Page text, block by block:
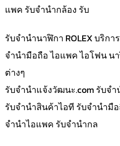
แพค รับจำนำกล้อง รับ
รับจำนำนาฬิกา ROLEX บริก
จำนำมือถือ ไอแพค ไอโฟน น
ต่างๆ
รับจํานําแจ้งวัฒนะ.com รับจำ
รับจำนำสินค้าไอที รับจำนำมื
จำนำไอแพค รับจำนำกล